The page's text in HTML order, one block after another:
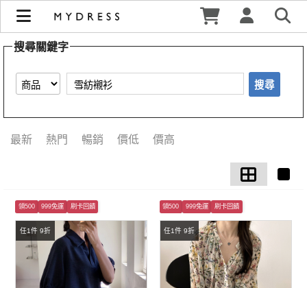
【雪紡襯衫】搜尋結果 | MYDRESS 時裳韓風
搜尋關鍵字
搜尋
最新 熱門 暢銷 價低 價高
任1件 9折
領500 999免運 刷卡回饋
任1件 9折
領500 999免運 刷卡回饋